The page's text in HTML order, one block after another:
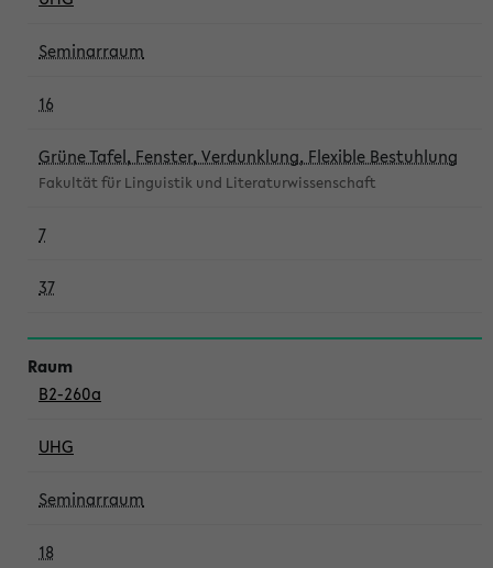
Seminarraum
16
Grüne Tafel, Fenster, Verdunklung, Flexible Bestuhlung
Fakultät für Linguistik und Literaturwissenschaft
7
37
B2-260a
UHG
Seminarraum
18